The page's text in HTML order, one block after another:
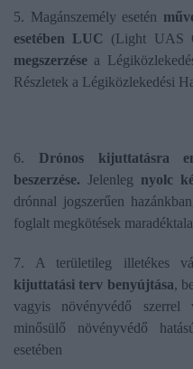
5. Magánszemély esetén
esetében LUC
(Light UAS
megszerzése a
Részletek a Légiközlekedési
6. Drónos kijuttatásra
beszerzése. Jelenleg nyolc
drónnal jogszerűen
foglalt megkötések
7. A területileg illetékes
kijuttatási terv benyújtása,
vagyis növényvédő szerrel
minősülő növényvédő
esetében